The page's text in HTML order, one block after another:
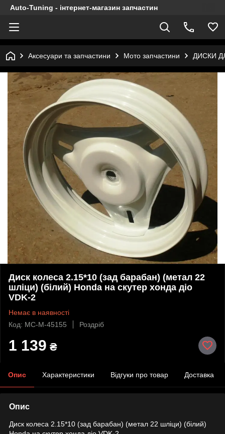
Auto-Tuning - інтернет-магазин запчастин
Аксесуари та запчастини Мото запчастини ДИСКИ
Диск колеса 2.15*10 (зад барабан) (метал 22
шліци) (білий) Honda на скутер хонда діо
VDK-2
Немає в наявності
Код: MC-M-45155
Роздріб
1 139 ₴
Опис Характеристики Відгуки про товар Доставка
Опис
Диск колеса 2.15*10 (зад барабан) (метал 22 шліци) (білий)